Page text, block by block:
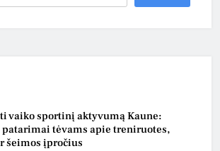
vaiko sportinį aktyvumą Kaune:
tėvams apie treniruotes,
šeimos įpročius